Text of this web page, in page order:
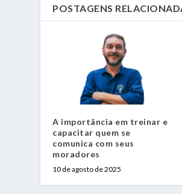
POSTAGENS
A importância em treinar e
capacitar quem se
comunica com seus
moradores
10 de agosto de 2025